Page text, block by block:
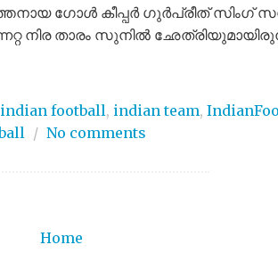
ഗോൾ കീപ്പർ ഗുർപ്രീത് സിംഗ്
നിര താരം സുനിൽ
indian football, indian team,
/ No comments
Home